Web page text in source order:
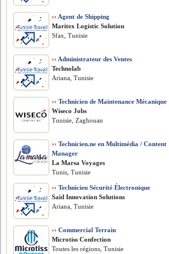
›› Agent de Shipping
Maritex Logistic Solution
Sfax, Tunisie
›› Administrateur des Ventes
Technolab
Ariana, Tunisie
›› Technicien de Maintenance Mécanique
Wiseco Jobs
Tunisie, Zaghouan
›› Technicien.ne en Multimédia / Content
Manager
La Marsa Voyages
Tunis, Tunisie
›› Technicien Sécurité Électronique
Said Innovation Solutions
Ariana, Tunisie
›› Commercial Terrain
Microtiss Confection
Toutes les régions, Tunisie